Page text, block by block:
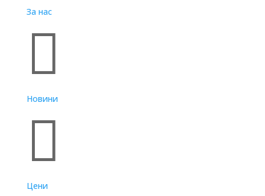
За нас

Новини

Цени